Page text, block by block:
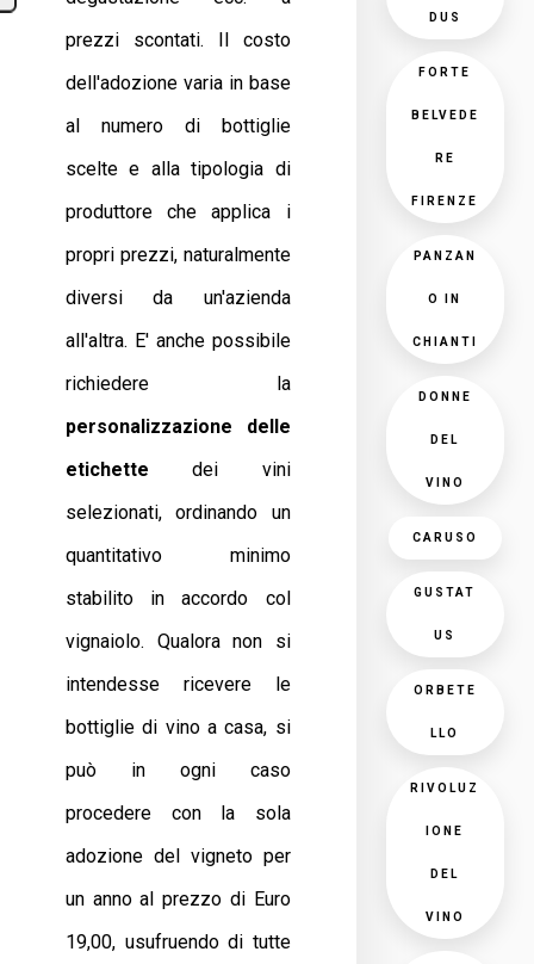
prezzi scontati. Il costo
dell'adozione varia in base
al numero di bottiglie
scelte e alla tipologia di
produttore che applica i
propri prezzi, naturalmente
diversi da un'azienda
all'altra. E' anche possibile
richiedere la
personalizzazione delle
etichette dei vini
selezionati, ordinando un
quantitativo minimo
stabilito in accordo col
vignaiolo. Qualora non si
intendesse ricevere le
bottiglie di vino a casa, si
può in ogni caso
procedere con la sola
adozione del vigneto per
un anno al prezzo di Euro
19,00, usufruendo di tutte
DUS
FORTE
BELVEDE
RE
FIRENZE
PANZAN
O IN
CHIANTI
DONNE
DEL
VINO
CARUSO
GUSTAT
US
ORBETE
LLO
RIVOLUZ
IONE
DEL
VINO